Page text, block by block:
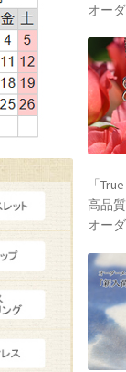
オー
「
高品
オー